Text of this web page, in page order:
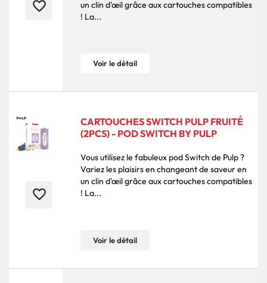
favorite_border
un clin d'œil grâce aux cartouches compatibles
! La...
Voir le détail
favorite_border
CARTOUCHES SWITCH PULP FRUITÉ
(2PCS) - POD SWITCH BY PULP
Vous utilisez le fabuleux pod Switch de Pulp ?
Variez les plaisirs en changeant de saveur en
un clin d'œil grâce aux cartouches compatibles
! La...
Voir le détail